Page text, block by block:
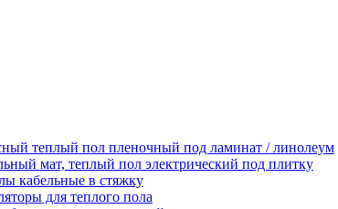
теплый пол пленочный под ламинат / линолеум
мат, теплый пол электрический под плитку
кабельные в стяжку
для теплого пола